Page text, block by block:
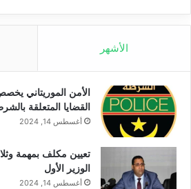
الأشهر
الأمن الموريتاني
القضايا المتعلقة
أغسطس 14, 2024
تعيين مكلف بمهمة
الوزير الأول
أغسطس 14, 2024